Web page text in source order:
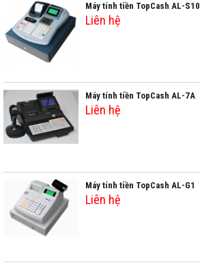
Máy tính tiền TopCash AL-S10
Liên hệ
Máy tính tiền TopCash AL-7A
Liên hệ
Máy tính tiền TopCash AL-G1
Liên hệ